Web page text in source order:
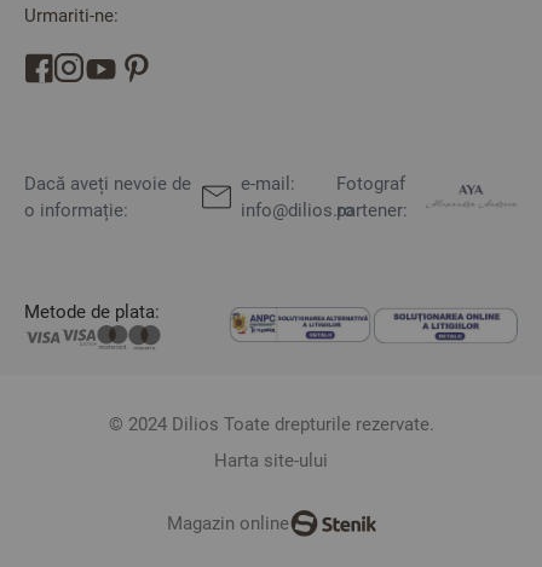
Urmariti-ne:
Dacă aveți nevoie de
o informație:
e-mail:
info@dilios.ro
Fotograf
partener:
Metode de plata:
© 2024 Dilios Toate drepturile rezervate.
Harta site-ului
Magazin online